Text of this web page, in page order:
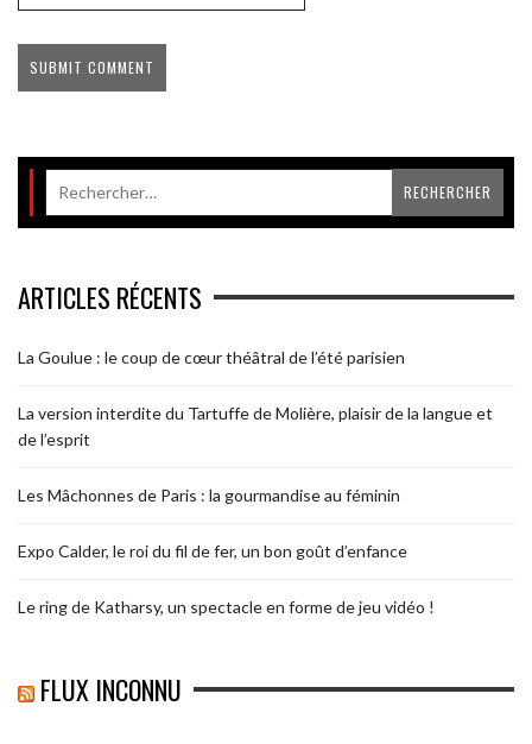
ARTICLES RÉCENTS
La Goulue : le coup de cœur théâtral de l’été parisien
La version interdite du Tartuffe de Molière, plaisir de la langue et
de l’esprit
Les Mâchonnes de Paris : la gourmandise au féminin
Expo Calder, le roi du fil de fer, un bon goût d’enfance
Le ring de Katharsy, un spectacle en forme de jeu vidéo !
FLUX INCONNU